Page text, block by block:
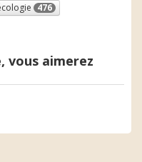
476
vous aimerez